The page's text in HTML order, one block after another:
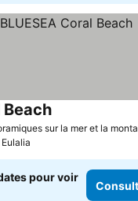
sur la mer et la
Beach
pour voir